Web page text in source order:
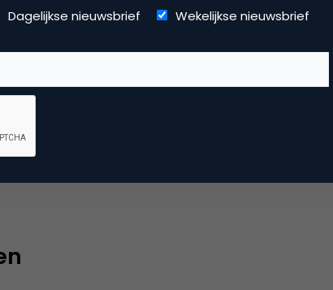
Dagelijkse nieuwsbrief Wekelijkse nieuwsbrief